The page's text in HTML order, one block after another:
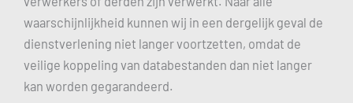
waarschijnlijkheid kunnen wij in een dergelijk geval de
dienstverlening niet langer voortzetten, omdat de
veilige koppeling van databestanden dan niet langer
kan worden gegarandeerd.